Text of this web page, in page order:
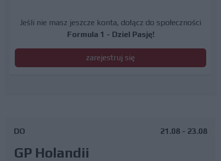
Jeśli nie masz jeszcze konta, dołącz do społeczności
Formula 1 - Dziel Pasję!
zarejestruj się
DO
GP Holandii
21.08 - 23.08